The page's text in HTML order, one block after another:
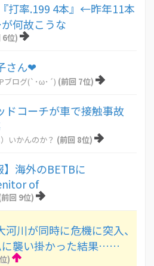
打率.199 4本』←昨年11本
何故こうな
6位)
さん❤
ブログ(`･ω･´) (前回 7位)
ドコーチが車で接触事故
いかんのか？ (前回 8位)
】海外のBETBに
of
回 9位)
川が同時に危機に突入、
に襲い掛かった結果……
)